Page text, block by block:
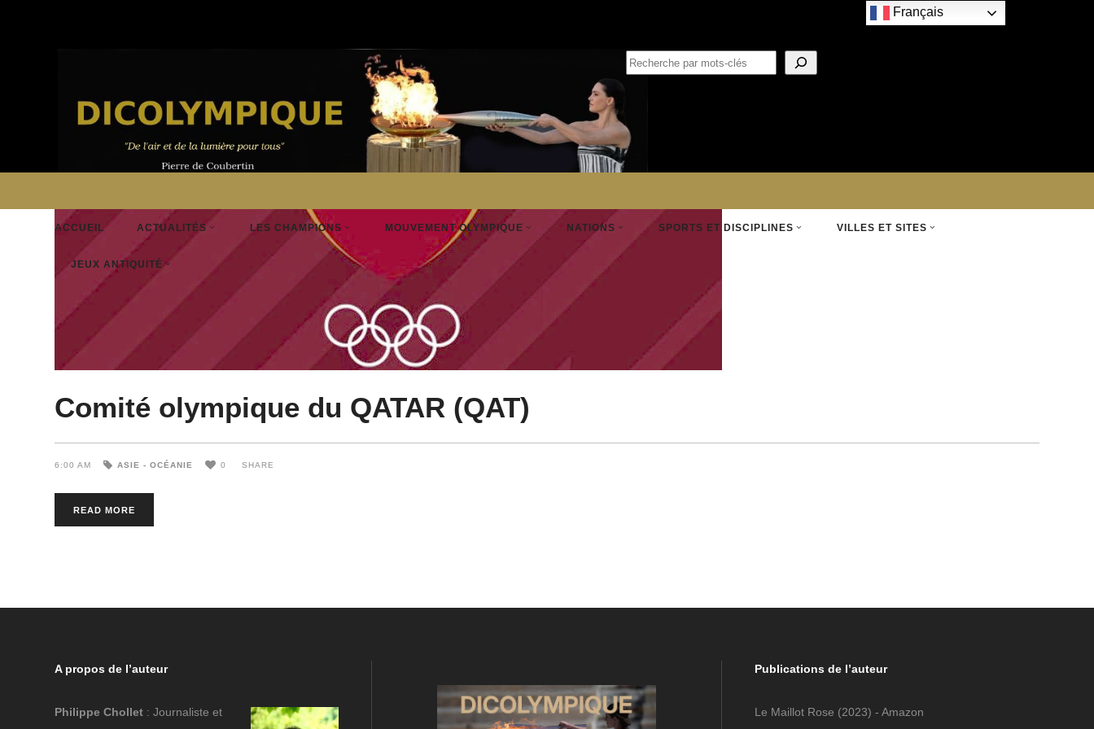
ACCUEIL ACTUALITÉS LES CHAMPIONS MOUVEMENT OLYMPIQUE NATIONS SPORTS ET DISCIPLINES VILLES ET SITES
JEUX ANTIQUITÉ
Comité olympique du QATAR (QAT)
6:00 AM ASIE - OCÉANIE 0 SHARE
READ MORE
A propos de l’auteur
Philippe Chollet : Journaliste et
Publications de l’auteur
Le Maillot Rose (2023) - Amazon
Français